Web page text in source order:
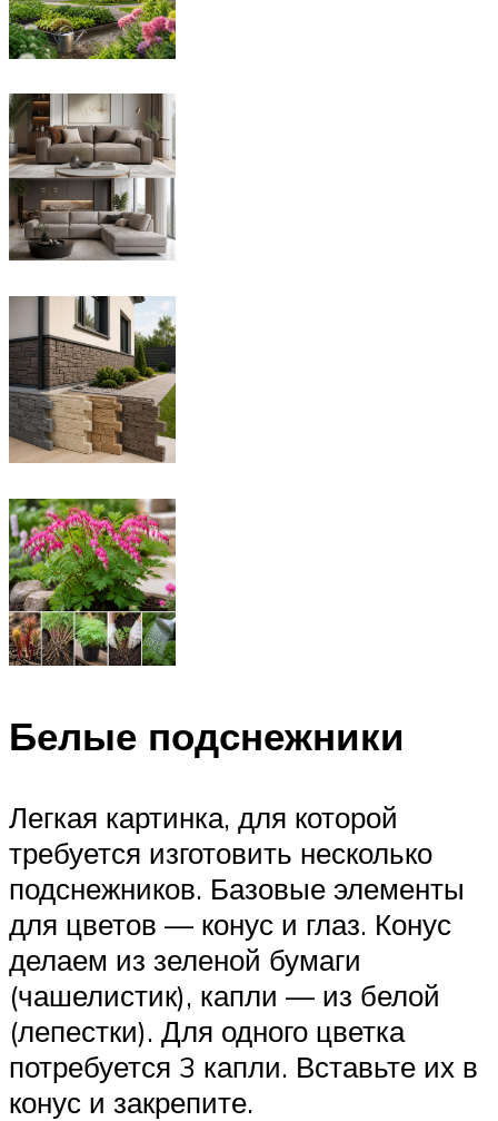
Белые подснежники
Легкая картинка, для которой
требуется изготовить несколько
подснежников. Базовые элементы
для цветов — конус и глаз. Конус
делаем из зеленой бумаги
(чашелистик), капли — из белой
(лепестки). Для одного цветка
потребуется 3 капли. Вставьте их в
конус и закрепите.